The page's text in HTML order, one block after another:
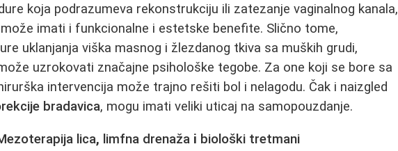
koja podrazumeva rekonstrukciju ili zatezanje vaginalnog kanala,
imati i funkcionalne i estetske benefite. Slično tome,
uklanjanja viška masnog i žlezdanog tkiva sa muških grudi,
uzrokovati značajne psihološke tegobe. Za one koji se bore sa
intervencija može trajno rešiti bol i nelagodu. Čak i naizgled
bradavica, mogu imati veliki uticaj na samopouzdanje.
lica, limfna drenaža i biološki tretmani